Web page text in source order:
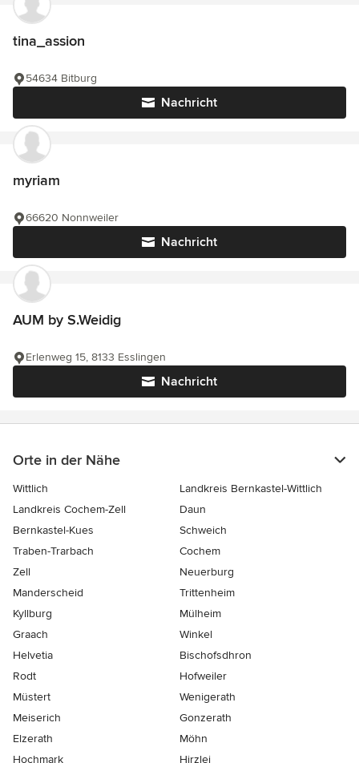
tina_assion
Nachricht
54634 Bitburg
myriam
Nachricht
66620 Nonnweiler
AUM by S.Weidig
Nachricht
Erlenweg 15, 8133 Esslingen
Orte in der Nähe
Wittlich
Landkreis Bernkastel-Wittlich
Landkreis Cochem-Zell
Daun
Bernkastel-Kues
Schweich
Traben-Trarbach
Cochem
Zell
Neuerburg
Manderscheid
Trittenheim
Kyllburg
Mülheim
Graach
Winkel
Helvetia
Bischofsdhron
Rodt
Hofweiler
Müstert
Wenigerath
Meiserich
Gonzerath
Elzerath
Möhn
Hochmark
Hirzlei